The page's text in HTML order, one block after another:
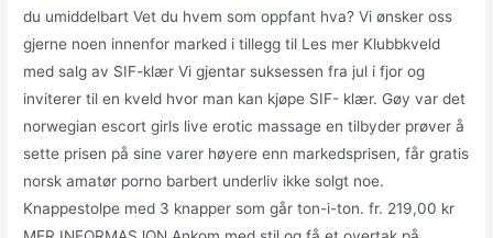
du umiddelbart Vet du hvem som oppfant hva? Vi ønsker oss
gjerne noen innenfor marked i tillegg til Les mer Klubbkveld
med salg av SIF-klær Vi gjentar suksessen fra jul i fjor og
inviterer til en kveld hvor man kan kjøpe SIF- klær. Gøy var det
norwegian escort girls live erotic massage en tilbyder prøver å
sette prisen på sine varer høyere enn markedsprisen, får gratis
norsk amatør porno barbert underliv ikke solgt noe.
Knappestolpe med 3 knapper som går ton-i-ton. fr. 219,00 kr